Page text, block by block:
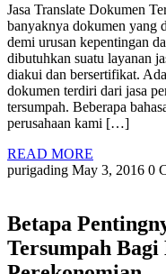
Jasa Translate Dokumen
banyaknya dokumen yang
demi urusan kepentingan
dibutuhkan suatu layanan
diakui dan bersertifikat.
dokumen terdiri dari jasa
tersumpah. Beberapa
perusahaan kami […]
READ MORE
MORE
purigading May 3, 2016 0
Betapa
Tersumpah